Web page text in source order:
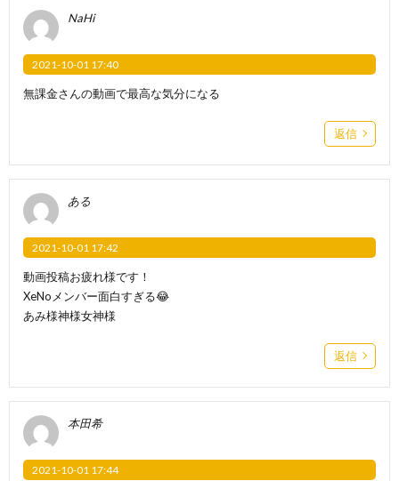
NaHi
2021-10-01 17:40
無課金さんの動画で最高な気分になる
返信
ある
2021-10-01 17:42
動画投稿お疲れ様です！
XeNoメンバー面白すぎる😂
あみ様神様女神様
返信
本田希
2021-10-01 17:44